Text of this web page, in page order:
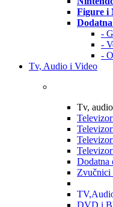
Figure i
-
-
-
Tv, Audio i Video
Tv,
Dodatna
Zvučnici
DVD i